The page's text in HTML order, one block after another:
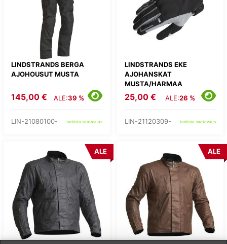
LINDSTRANDS BERGA
AJOHOUSUT MUSTA
145,00 € ALE:39 %
LIN-21080100- tarkista saatavuus
LINDSTRANDS EKE
AJOHANSKAT
MUSTA/HARMAA
25,00 € ALE:26 %
LIN-21120309- tarkista saatavuus
ALE ALE